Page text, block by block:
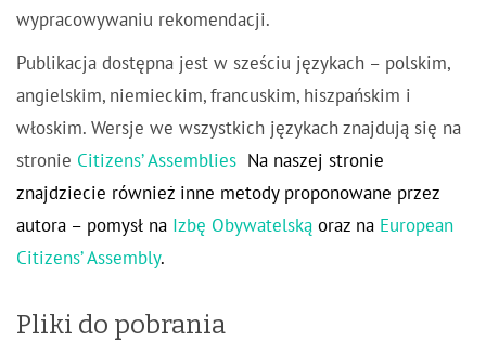
wypracowywaniu rekomendacji.
Publikacja dostępna jest w sześciu językach – polskim,
angielskim, niemieckim, francuskim, hiszpańskim i
włoskim. Wersje we wszystkich językach znajdują się na
stronie Citizens’ Assemblies Na naszej stronie
znajdziecie również inne metody proponowane przez
autora – pomysł na Izbę Obywatelską oraz na European
Citizens’ Assembly.
Pliki do pobrania